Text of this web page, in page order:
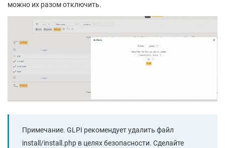
можно их разом отключить.
Примечание. GLPI рекомендует удалить файл
install/install.php в целях безопасности. Сделайте